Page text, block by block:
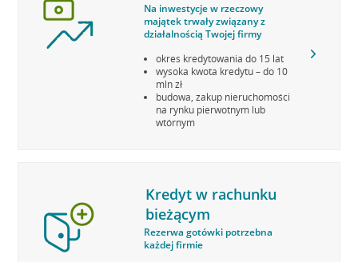
Na inwestycje w rzeczowy
majątek trwały związany z
działalnością Twojej firmy
okres kredytowania do 15 lat
wysoka kwota kredytu – do 10
mln zł
budowa, zakup nieruchomości
na rynku pierwotnym lub
wtórnym
Kredyt w rachunku
bieżącym
Rezerwa gotówki potrzebna
każdej firmie